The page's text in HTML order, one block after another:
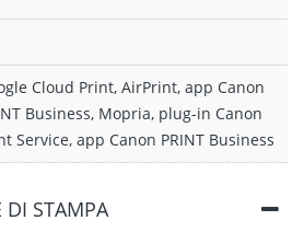
Cloud Print, AirPrint, app Canon
Business, Mopria, plug-in Canon
Service, app Canon PRINT Business
DI STAMPA